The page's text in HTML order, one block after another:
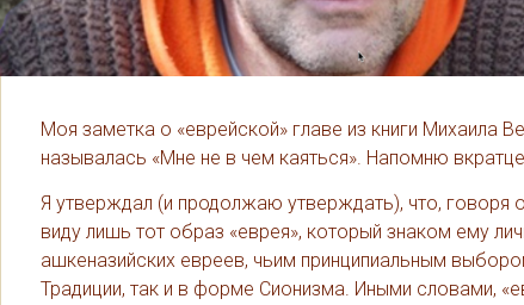
Моя заметка о «еврейской» главе из книги Михаила
называлась «Мне не в чем каяться». Напомню
Я утверждал (и продолжаю утверждать), что, говоря
виду лишь тот образ «еврея», который знаком ему
ашкеназийских евреев, чьим принципиальным
Традиции, так и в форме Сионизма. Иными словами,